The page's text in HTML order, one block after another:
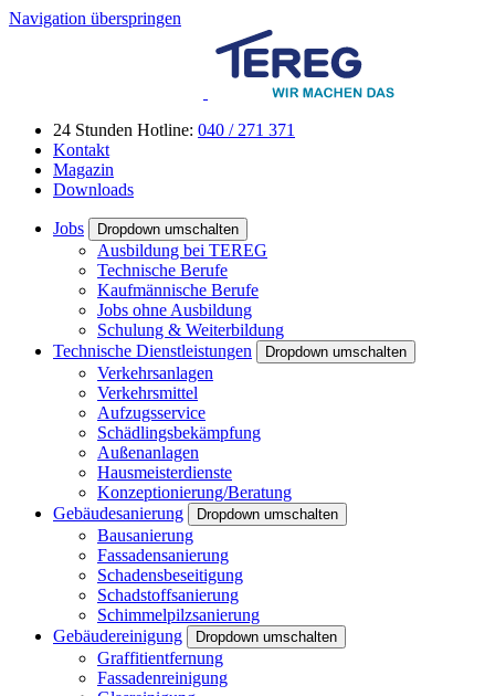
Navigation überspringen
24 Stunden Hotline: 040 / 271 371
Kontakt
Magazin
Downloads
Jobs Dropdown umschalten
Ausbildung bei TEREG
Technische Berufe
Kaufmännische Berufe
Jobs ohne Ausbildung
Schulung & Weiterbildung
Technische Dienstleistungen
Dropdown umschalten
Verkehrsanlagen
Verkehrsmittel
Aufzugsservice
Schädlingsbekämpfung
Außenanlagen
Hausmeisterdienste
Konzeptionierung/Beratung
Gebäudesanierung
Dropdown umschalten
Bausanierung
Fassadensanierung
Schadensbeseitigung
Schadstoffsanierung
Schimmelpilzsanierung
Gebäudereinigung
Dropdown umschalten
Graffitientfernung
Fassadenreinigung